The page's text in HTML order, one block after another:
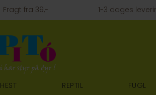
Fragt fra 39,- 1-3 dages
HEST REPTIL FUGL